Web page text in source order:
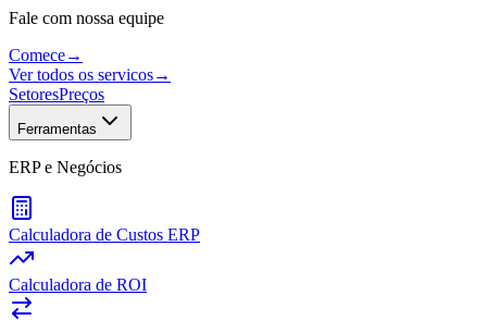
Fale com nossa equipe
Comece→
Ver todos os servicos→
SetoresPreços
Ferramentas
ERP e Negócios
Calculadora de Custos ERP
Calculadora de ROI